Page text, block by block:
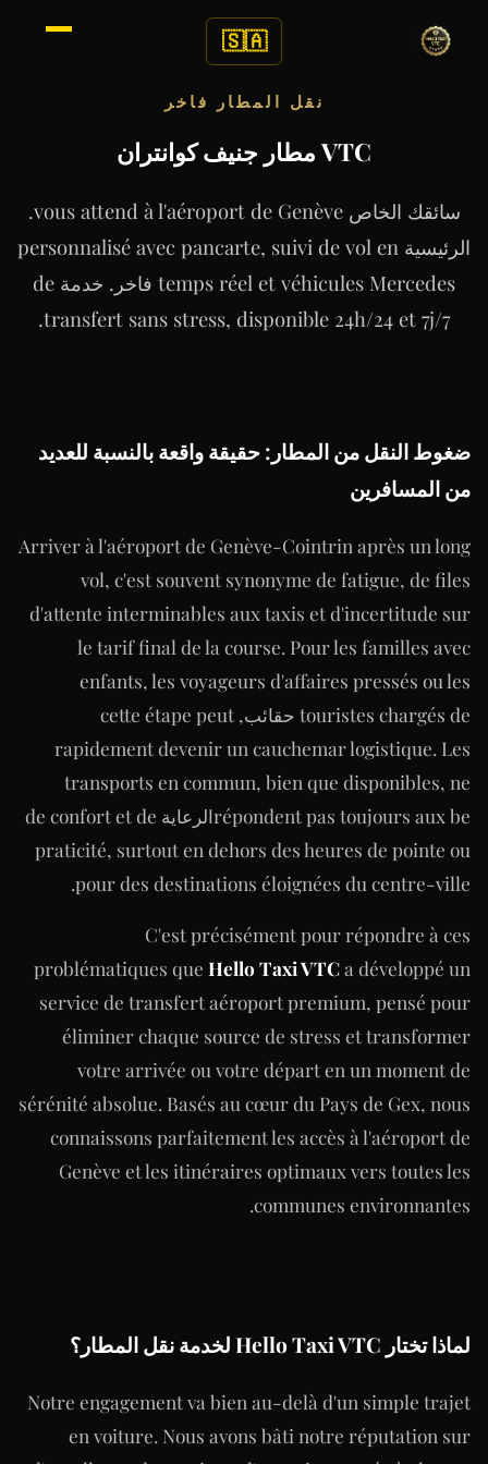
🇸🇦
نقل المطار فاخر
VTC مطار جنيف كوانتران
سائقك الخاص vous attend à l'aéroport de Genève.
الرئيسية personnalisé avec pancarte, suivi de vol en
temps réel et véhicules Mercedes فاخر. خدمة de
transfert sans stress, disponible 24h/24 et 7j/7.
ضغوط النقل من المطار: حقيقة واقعة بالنسبة للعديد
من المسافرين
Arriver à l'aéroport de Genève-Cointrin après un long
vol, c'est souvent synonyme de fatigue, de files
d'attente interminables aux taxis et d'incertitude sur
le tarif final de la course. Pour les familles avec
enfants, les voyageurs d'affaires pressés ou les
touristes chargés de حقائب, cette étape peut
rapidement devenir un cauchemar logistique. Les
transports en commun, bien que disponibles, ne
répondent pas toujours aux beالرعاية de confort et de
praticité, surtout en dehors des heures de pointe ou
pour des destinations éloignées du centre-ville.
C'est précisément pour répondre à ces
problématiques que Hello Taxi VTCa développé un
service de transfert aéroport premium, pensé pour
éliminer chaque source de stress et transformer
votre arrivée ou votre départ en un moment de
sérénité absolue. Basés au cœur du Pays de Gex, nous
connaissons parfaitement les accès à l'aéroport de
Genève et les itinéraires optimaux vers toutes les
communes environnantes.
لماذا تختار Hello Taxi VTC لخدمة نقل المطار؟
Notre engagement va bien au-delà d'un simple trajet
en voiture. Nous avons bâti notre réputation sur